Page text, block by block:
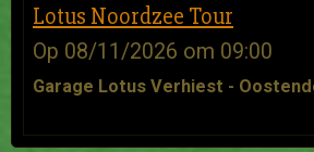
Lotus Noordzee Tour
Op 08/11/2026 om 09:00
Garage Lotus Verhiest -